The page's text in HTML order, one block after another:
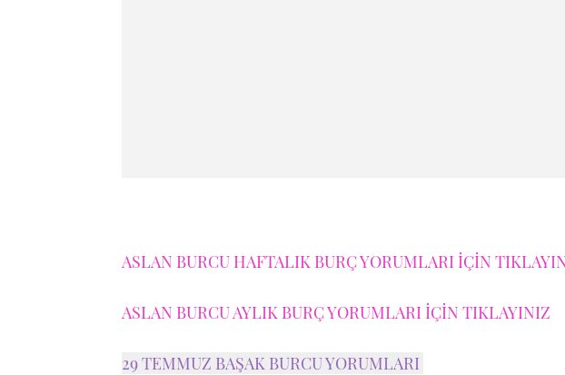
ASLAN BURCU HAFTALIK BURÇ YORUMLARI İÇİN
ASLAN BURCU AYLIK BURÇ YORUMLARI İÇİN TIKLAYINIZ
29 TEMMUZ BAŞAK BURCU YORUMLARI